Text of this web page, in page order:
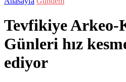
Tevfikiye Arkeo-
Günleri hız
ediyor